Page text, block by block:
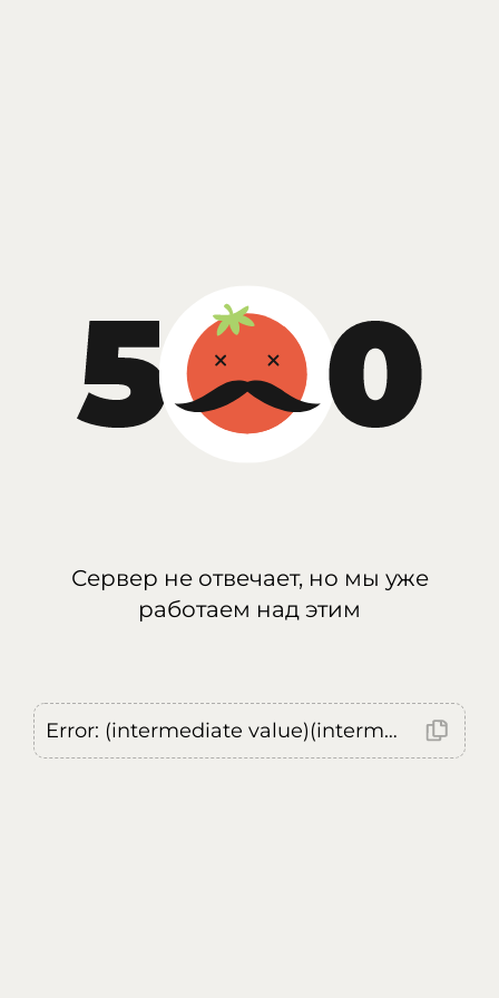
Сервер не отвечает, но мы уже
работаем над этим
Error: (intermediate value)(intermediate value)(intermediate value).replaceAll is not a function